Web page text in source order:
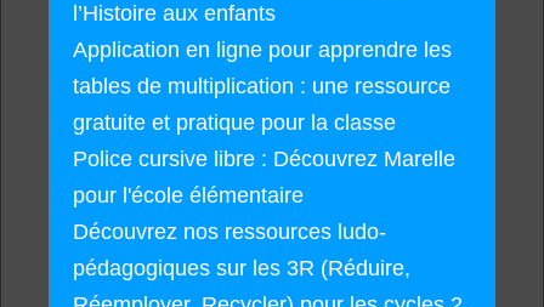
l’Histoire aux enfants
Application en ligne pour apprendre les
tables de multiplication : une ressource
gratuite et pratique pour la classe
Police cursive libre : Découvrez Marelle
pour l'école élémentaire
Découvrez nos ressources ludo-
pédagogiques sur les 3R (Réduire,